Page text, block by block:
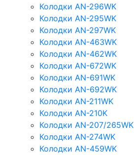
Колодки AN-296WK
Колодки AN-295WK
Колодки AN-297WK
Колодки AN-463WK
Колодки AN-462WK
Колодки AN-672WK
Колодки AN-691WK
Колодки AN-692WK
Колодки AN-211WK
Колодки AN-210K
Колодки AN-207/265WK
Колодки AN-274WK
Колодки AN-459WK